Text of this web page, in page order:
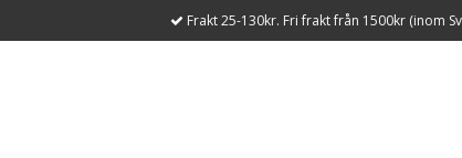
Frakt 25-130kr. Fri frakt från 1500kr (inom